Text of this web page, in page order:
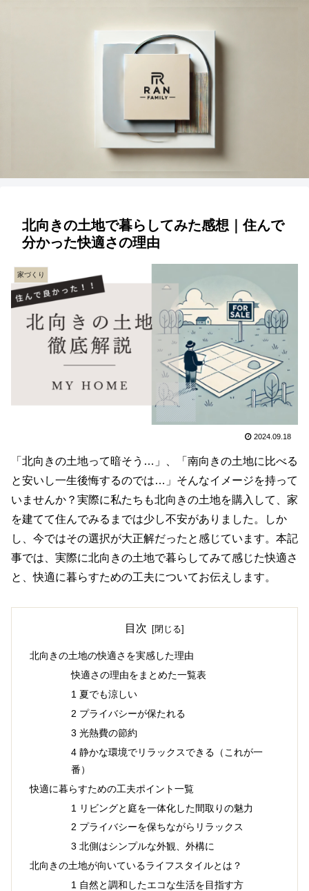
北向きの土地で暮らしてみた感想｜住んで
分かった快適さの理由
家づくり
2024.09.18
「北向きの土地って暗そう…」、「南向きの土地に比べる
と安いし一生後悔するのでは…」そんなイメージを持って
いませんか？実際に私たちも北向きの土地を購入して、家
を建てて住んでみるまでは少し不安がありました。しか
し、今ではその選択が大正解だったと感じています。本記
事では、実際に北向きの土地で暮らしてみて感じた快適さ
と、快適に暮らすための工夫についてお伝えします。
目次
北向きの土地の快適さを実感した理由
快適さの理由をまとめた一覧表
1 夏でも涼しい
2 プライバシーが保たれる
3 光熱費の節約
4 静かな環境でリラックスできる（これが一
番）
快適に暮らすための工夫ポイント一覧
1 リビングと庭を一体化した間取りの魅力
2 プライバシーを保ちながらリラックス
3 北側はシンプルな外観、外構に
北向きの土地が向いているライフスタイルとは？
1 自然と調和したエコな生活を目指す方